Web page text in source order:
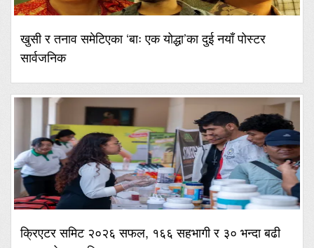
खुसी र तनाव समेटिएका ‘बाः एक योद्धा’का दुई नयाँ पोस्टर
सार्वजनिक
क्रिएटर समिट २०२६ सफल, १६६ सहभागी र ३० भन्दा बढी